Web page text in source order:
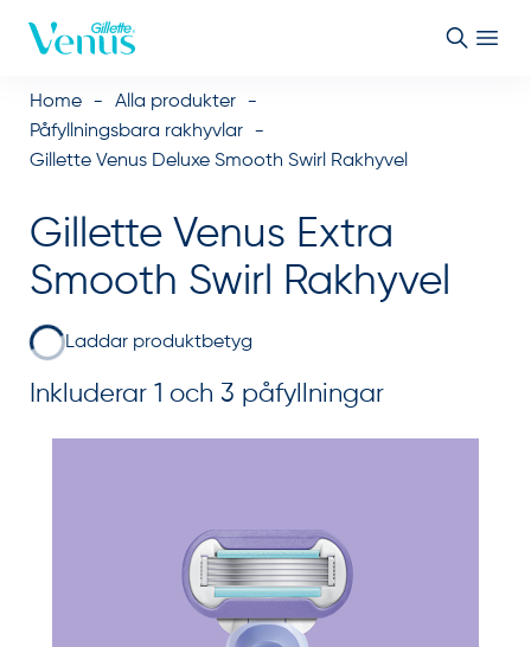
Home
Alla produkter
Påfyllningsbara rakhyvlar
Gillette Venus Deluxe Smooth Swirl Rakhyvel
Gillette Venus Extra
Smooth Swirl Rakhyvel
Laddar produktbetyg
Inkluderar 1 och 3 påfyllningar